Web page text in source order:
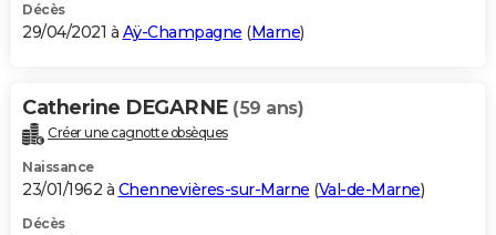
Décès
29/04/2021 à Aÿ-Champagne (Marne)
Catherine DEGARNE (59 ans)
Créer une cagnotte obsèques
Naissance
23/01/1962 à Chennevières-sur-Marne (Val-de-Marne)
Décès